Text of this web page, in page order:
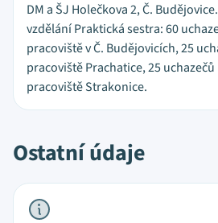
DM a ŠJ Holečkova 2, Č.
vzdělání Praktická sestra: 60
pracoviště v Č. Budějovicích, 25
pracoviště Prachatice, 25
pracoviště Strakonice.
Ostatní údaje